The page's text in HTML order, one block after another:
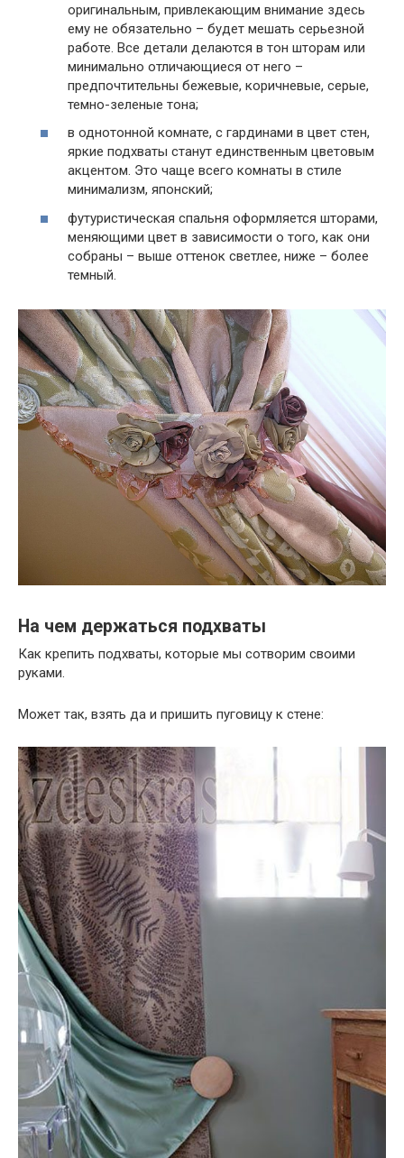
оригинальным, привлекающим внимание здесь
ему не обязательно – будет мешать серьезной
работе. Все детали делаются в тон шторам или
минимально отличающиеся от него –
предпочтительны бежевые, коричневые, серые,
темно-зеленые тона;
в однотонной комнате, с гардинами в цвет стен,
яркие подхваты станут единственным цветовым
акцентом. Это чаще всего комнаты в стиле
минимализм, японский;
футуристическая спальня оформляется шторами,
меняющими цвет в зависимости о того, как они
собраны – выше оттенок светлее, ниже – более
темный.
На чем держаться подхваты
Как крепить подхваты, которые мы сотворим своими
руками.
Может так, взять да и пришить пуговицу к стене: